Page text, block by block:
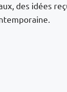
des idées